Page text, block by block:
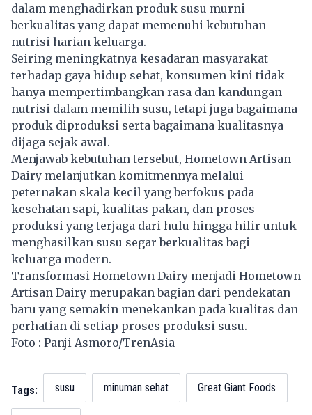
dalam menghadirkan produk susu murni
berkualitas yang dapat memenuhi kebutuhan
nutrisi harian keluarga.
Seiring meningkatnya kesadaran masyarakat
terhadap gaya hidup sehat, konsumen kini tidak
hanya mempertimbangkan rasa dan kandungan
nutrisi dalam memilih susu, tetapi juga bagaimana
produk diproduksi serta bagaimana kualitasnya
dijaga sejak awal.
Menjawab kebutuhan tersebut, Hometown Artisan
Dairy melanjutkan komitmennya melalui
peternakan skala kecil yang berfokus pada
kesehatan sapi, kualitas pakan, dan proses
produksi yang terjaga dari hulu hingga hilir untuk
menghasilkan susu segar berkualitas bagi
keluarga modern.
Transformasi Hometown Dairy menjadi Hometown
Artisan Dairy merupakan bagian dari pendekatan
baru yang semakin menekankan pada kualitas dan
perhatian di setiap proses produksi susu.
Foto : Panji Asmoro/TrenAsia
Tags: susu minuman sehat Great Giant Foods